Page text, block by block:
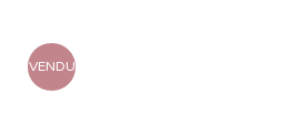
VENDU